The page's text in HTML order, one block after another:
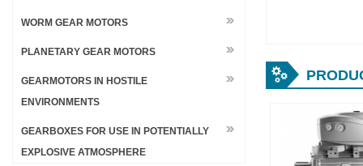
WORM GEAR MOTORS
PLANETARY GEAR MOTORS
GEARMOTORS IN HOSTILE
ENVIRONMENTS
GEARBOXES FOR USE IN POTENTIALLY
EXPLOSIVE ATMOSPHERE